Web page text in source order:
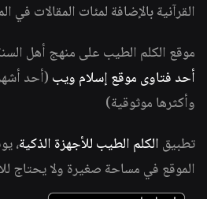
القرآنية بالإضافة لمئات المقالات في
موقع الكلم الطيب على منهج أهل
أحد فتاوى موقع إسلام ويب (أحد
وأكثرها موثوقية)
تطبيق الكلم الطيب للأجهزة الذكية،
الموقع في مساحة صغيرة ولا يحتاج